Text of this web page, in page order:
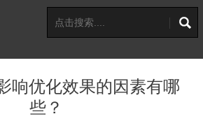
响优化效果的因素有哪
些？